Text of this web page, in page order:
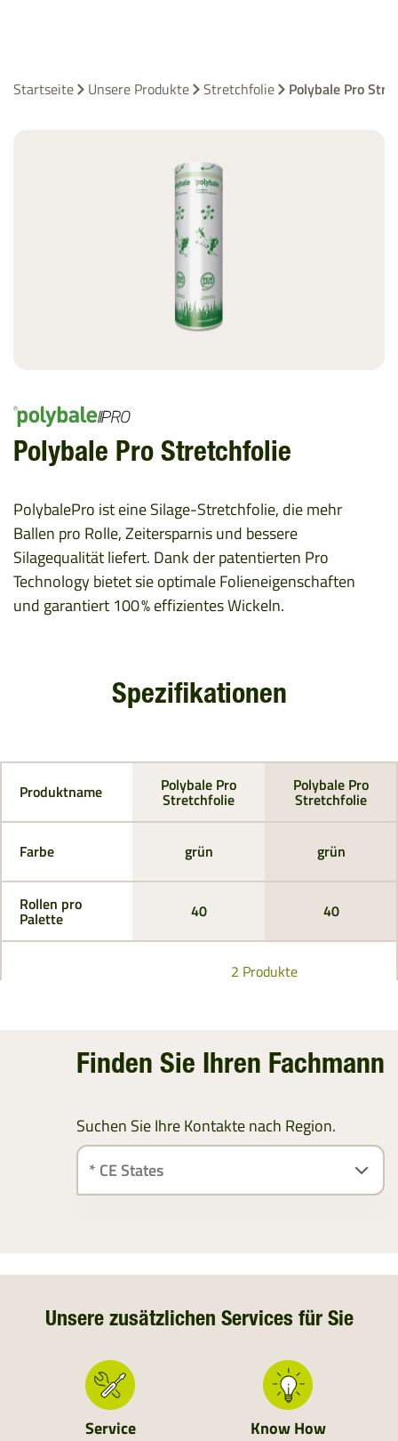
Startseite Unsere Produkte Stretchfolie Polybale Pro
Polybale Pro Stretchfolie
PolybalePro ist eine Silage-Stretchfolie, die mehr
Ballen pro Rolle, Zeitersparnis und bessere
Silagequalität liefert. Dank der patentierten Pro
Technology bietet sie optimale Folieneigenschaften
und garantiert 100 % effizientes Wickeln.
Spezifikationen
Produktname
Farbe
Rollen pro
Palette
Polybale Pro
Stretchfolie
Polybale Pro
Stretchfolie
grün grün
40 40
2 Produkte
Finden Sie Ihren Fachmann
Suchen Sie Ihre Kontakte nach Region.
SÜDDEUTSCHLAND
DEUTSCHLAND
NIEDERLANDE
SCHWEIZ
Unsere zusätzlichen Services für Sie
Service Know How